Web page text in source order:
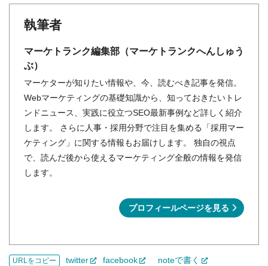
執筆者
マーケトランク編集部（マーケトランクへんしゅう
ぶ）
マーケターが知りたい情報や、今、読むべき記事を発信。
Webマーケティングの基礎知識から、知っておきたいトレ
ンドニュース、実践に役立つSEO最新事例など詳しく紹介
します。 さらに人事・採用分野で注目を集める「採用マー
ケティング」に関する情報もお届けします。 独自の視点
で、読んだ後から使えるマーケティング全般の情報を発信
します。
プロフィールページを見る
URLをコピー twitter facebook noteで書く